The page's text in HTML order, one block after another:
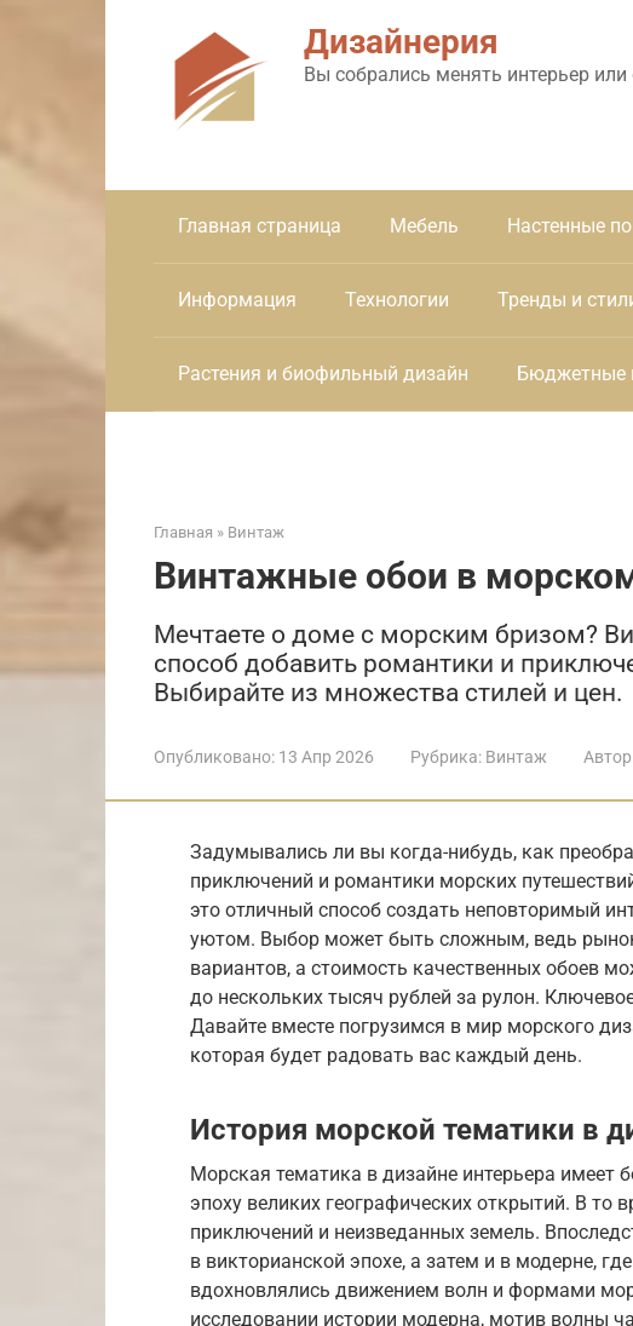
Дизайнерия
Вы собрались менять интерьер
Главная страница Мебель Настенные
Информация Технологии Тренды и
Растения и биофильный дизайн Бюджетные
Главная » Винтаж
Винтажные обои в
Мечтаете о доме с морским бризом?
способ добавить романтики и
Выбирайте из множества стилей и цен.
Опубликовано: 13 Апр 2026 Рубрика: Винтаж
Задумывались ли вы когда-нибудь, как
приключений и романтики морских
это отличный способ создать неповторимый
уютом. Выбор может быть сложным, ведь
вариантов, а стоимость качественных обоев
до нескольких тысяч рублей за рулон.
Давайте вместе погрузимся в мир морского
которая будет радовать вас каждый день.
История морской тематики в
Морская тематика в дизайне интерьера
эпоху великих географических открытий. В
приключений и неизведанных земель.
в викторианской эпохе, а затем и в модерне,
вдохновлялись движением волн и формами
исследовании истории модерна, мотив волны